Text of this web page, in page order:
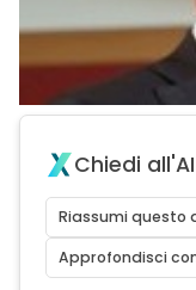
Chiedi all'AI
Riassumi questo
Approfondisci